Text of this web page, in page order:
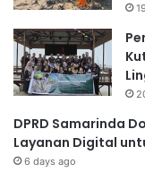
DPRD Samarinda
Layanan Digital
6 days ago